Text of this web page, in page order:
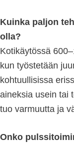
Kuinka paljon
olla?
Kotikäytössä
kun työstetään
kohtuullisissa
aineksia usein tai
tuo varmuutta ja
Onko